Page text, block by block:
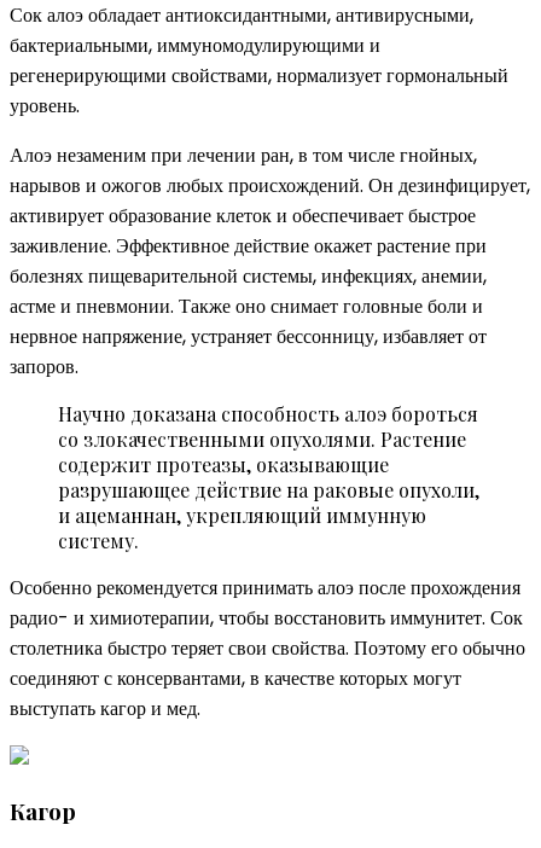
Сок алоэ обладает антиоксидантными, антивирусными,
бактериальными, иммуномодулирующими и
регенерирующими свойствами, нормализует гормональный
уровень.
Алоэ незаменим при лечении ран, в том числе гнойных,
нарывов и ожогов любых происхождений. Он дезинфицирует,
активирует образование клеток и обеспечивает быстрое
заживление. Эффективное действие окажет растение при
болезнях пищеварительной системы, инфекциях, анемии,
астме и пневмонии. Также оно снимает головные боли и
нервное напряжение, устраняет бессонницу, избавляет от
запоров.
Научно доказана способность алоэ бороться
со злокачественными опухолями. Растение
содержит протеазы, оказывающие
разрушающее действие на раковые опухоли,
и ацеманнан, укрепляющий иммунную
систему.
Особенно рекомендуется принимать алоэ после прохождения
радио- и химиотерапии, чтобы восстановить иммунитет. Сок
столетника быстро теряет свои свойства. Поэтому его обычно
соединяют с консервантами, в качестве которых могут
выступать кагор и мед.
Кагор